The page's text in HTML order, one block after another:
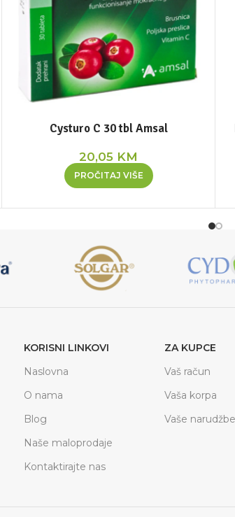
Cysturo C 30 tbl Amsal
20,05 KM
PROČITAJ VIŠE
KORISNI LINKOVI
Naslovna
O nama
Blog
Naše maloprodaje
Kontaktirajte nas
ZA KUPCE
Vaš račun
Vaša korpa
Vaše narudžbe